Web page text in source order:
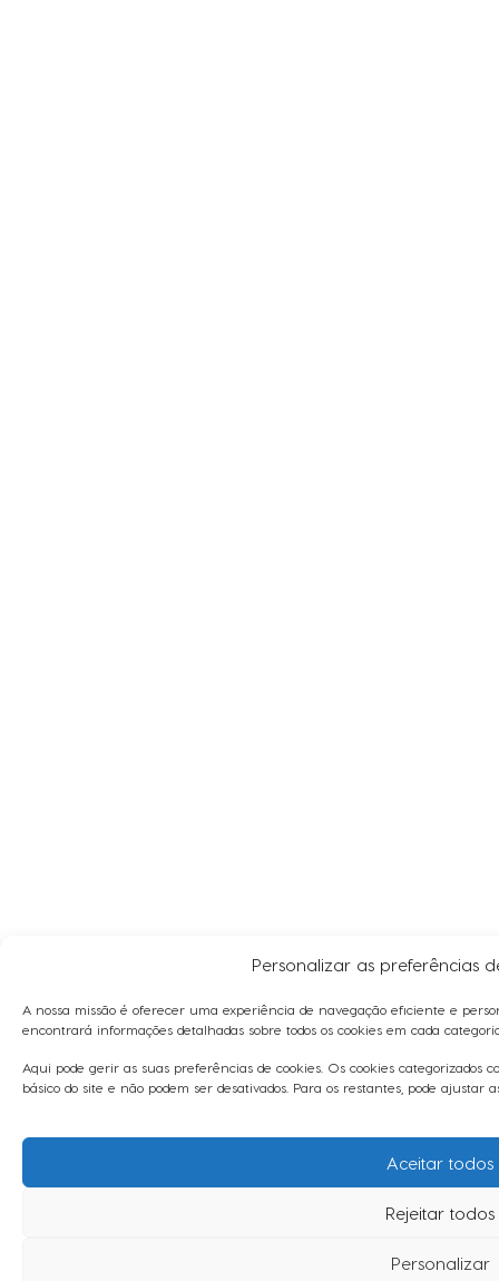
Personalizar as preferências
A nossa missão é oferecer uma experiência de navegação eficiente e
encontrará informações detalhadas sobre todos os cookies em cada
Aqui pode gerir as suas preferências de cookies. Os cookies categorizados
básico do site e não podem ser desativados. Para os restantes, pode ajustar
Aceitar todos
Rejeitar todos
Personalizar